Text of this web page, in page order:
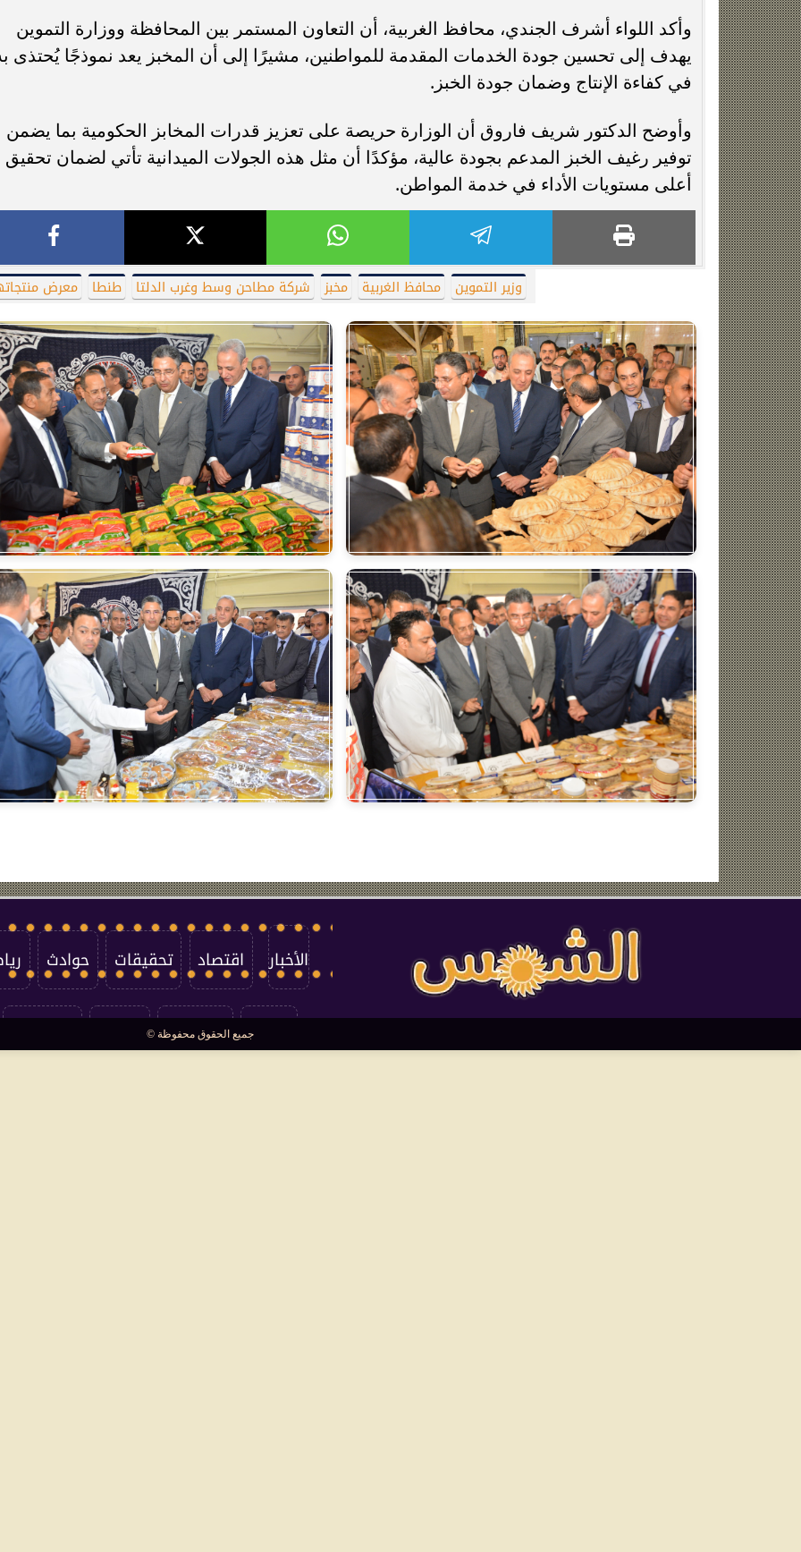
وأكد اللواء أشرف الجندي، محافظ الغربية، أن التعاون المستمر بين المحافظة ووزارة التموين
يهدف إلى تحسين جودة الخدمات المقدمة للمواطنين، مشيرًا إلى أن المخبز يعد نموذجًا يُحتذى
في كفاءة الإنتاج وضمان جودة الخبز.
وأوضح الدكتور شريف فاروق أن الوزارة حريصة على تعزيز قدرات المخابز الحكومية بما يضمن
توفير رغيف الخبز المدعم بجودة عالية، مؤكدًا أن مثل هذه الجولات الميدانية تأتي لضمان تحقيق
أعلى مستويات الأداء في خدمة المواطن.
وزير التموين محافظ الغربية مخبز شركة مطاحن وسط وغرب الدلتا طنطا معرض
الأخبار اقتصاد تحقيقات حوادث
العالم سوشيال
جميع الحقوق محفوظة ©